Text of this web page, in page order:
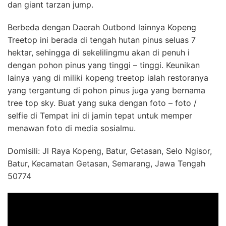
dan giant tarzan jump.
Berbeda dengan Daerah Outbond lainnya Kopeng
Treetop ini berada di tengah hutan pinus seluas 7
hektar, sehingga di sekelilingmu akan di penuh i
dengan pohon pinus yang tinggi – tinggi. Keunikan
lainya yang di miliki kopeng treetop ialah restoranya
yang tergantung di pohon pinus juga yang bernama
tree top sky. Buat yang suka dengan foto – foto /
selfie di Tempat ini di jamin tepat untuk memper
menawan foto di media sosialmu.
Domisili: Jl Raya Kopeng, Batur, Getasan, Selo Ngisor,
Batur, Kecamatan Getasan, Semarang, Jawa Tengah
50774